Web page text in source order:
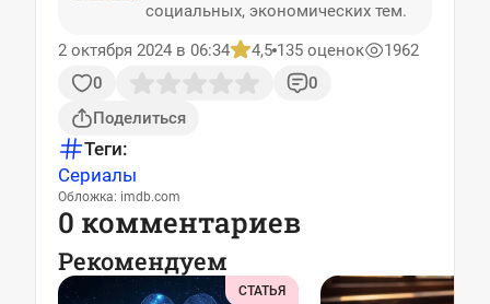
социальных, экономических тем.
2 октября 2024 в 06:34
4,5 135 оценок
1962
0
0
Поделиться
Теги:
Сериалы
Обложка: imdb.com
0 комментариев
Рекомендуем
СТАТЬЯ